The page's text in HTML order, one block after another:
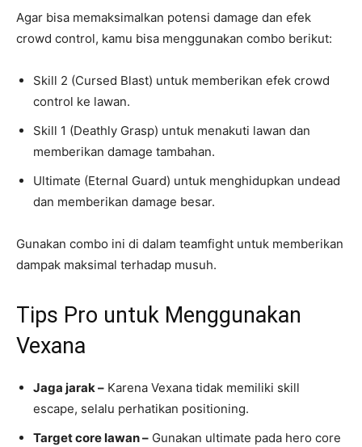
Agar bisa memaksimalkan potensi damage dan efek
crowd control, kamu bisa menggunakan combo berikut:
Skill 2 (Cursed Blast) untuk memberikan efek crowd
control ke lawan.
Skill 1 (Deathly Grasp) untuk menakuti lawan dan
memberikan damage tambahan.
Ultimate (Eternal Guard) untuk menghidupkan undead
dan memberikan damage besar.
Gunakan combo ini di dalam teamfight untuk memberikan
dampak maksimal terhadap musuh.
Tips Pro untuk Menggunakan
Vexana
Jaga jarak – Karena Vexana tidak memiliki skill
escape, selalu perhatikan positioning.
Target core lawan – Gunakan ultimate pada hero core